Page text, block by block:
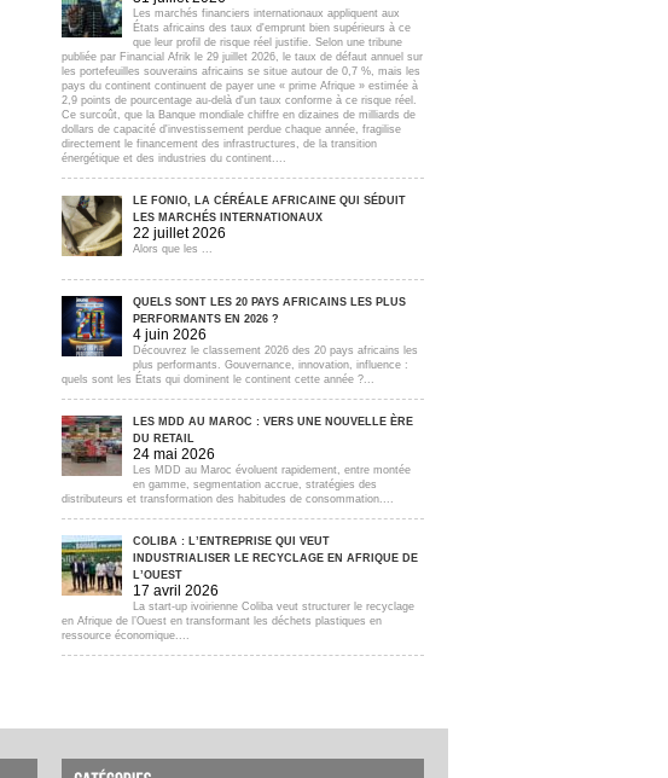
Les marchés financiers internationaux appliquent aux
États africains des taux d'emprunt bien supérieurs à ce
que leur profil de risque réel justifie. Selon une tribune
publiée par Financial Afrik le 29 juillet 2026, le taux de défaut annuel sur
les portefeuilles souverains africains se situe autour de 0,7 %, mais les
pays du continent continuent de payer une « prime Afrique » estimée à
2,9 points de pourcentage au-delà d'un taux conforme à ce risque réel.
Ce surcoût, que la Banque mondiale chiffre en dizaines de milliards de
dollars de capacité d'investissement perdue chaque année, fragilise
directement le financement des infrastructures, de la transition
énergétique et des industries du continent....
LE FONIO, LA CÉRÉALE AFRICAINE QUI SÉDUIT
LES MARCHÉS INTERNATIONAUX
22 juillet 2026
Alors que les ...
QUELS SONT LES 20 PAYS AFRICAINS LES PLUS
PERFORMANTS EN 2026 ?
4 juin 2026
Découvrez le classement 2026 des 20 pays africains les
plus performants. Gouvernance, innovation, influence :
quels sont les États qui dominent le continent cette année ?...
LES MDD AU MAROC : VERS UNE NOUVELLE ÈRE
DU RETAIL
24 mai 2026
Les MDD au Maroc évoluent rapidement, entre montée
en gamme, segmentation accrue, stratégies des
distributeurs et transformation des habitudes de consommation....
COLIBA : L’ENTREPRISE QUI VEUT
INDUSTRIALISER LE RECYCLAGE EN AFRIQUE DE
L’OUEST
17 avril 2026
La start-up ivoirienne Coliba veut structurer le recyclage
en Afrique de l’Ouest en transformant les déchets plastiques en
ressource économique....